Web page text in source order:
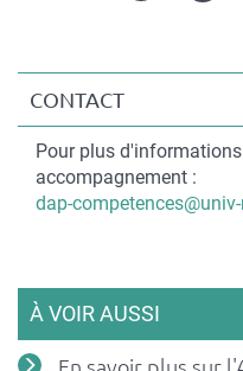
CONTACT
Contact
Pour plus
accompagnement :
Courriel
dap-
À VOIR AUSSI
En savoir plus sur